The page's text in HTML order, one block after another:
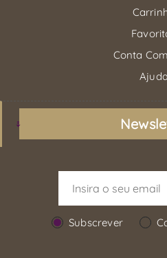
Conta
Ajuda
Subscrever